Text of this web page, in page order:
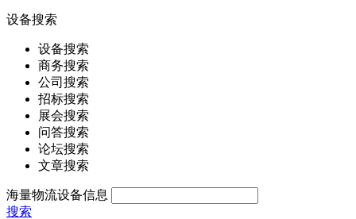
设备搜索
设备搜索
商务搜索
公司搜索
招标搜索
展会搜索
问答搜索
论坛搜索
文章搜索
海量物流设备信息
搜索